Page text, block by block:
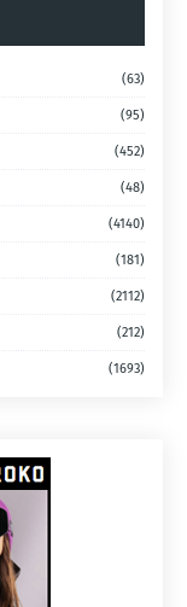
(63)
(95)
(452)
(48)
(4140)
(181)
(2112)
(212)
(1693)